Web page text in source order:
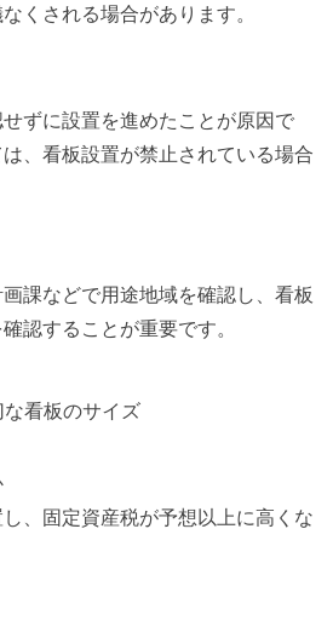
くされる場合があります。
ずに設置を進めたことが原因で
、看板設置が禁止されている場合
課などで用途地域を確認し、看板
認することが重要です。
看板のサイズ
、固定資産税が予想以上に高くな